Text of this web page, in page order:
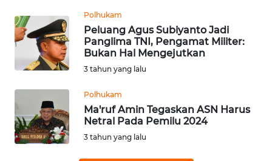
Polhukam
Peluang Agus Subiyanto Jadi
Panglima TNI, Pengamat Militer:
Bukan Hal Mengejutkan
3 tahun yang lalu
Polhukam
Ma'ruf Amin Tegaskan ASN Harus
Netral Pada Pemilu 2024
3 tahun yang lalu
WN
CIANJUR
WN
SERIBU
WN
TANGERANG